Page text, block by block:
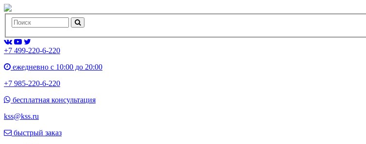
+7 499-220-6-220
ежедневно с 10:00 до 20:00
+7 985-220-6-220
бесплатная консультация
kss@kss.ru
быстрый заказ